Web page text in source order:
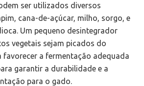
ser utilizados diversos
cana-de-açúcar, milho, sorgo, e
Um pequeno desintegrador
vegetais sejam picados do
favorecer a fermentação adequada
garantir a durabilidade e a
para o gado.